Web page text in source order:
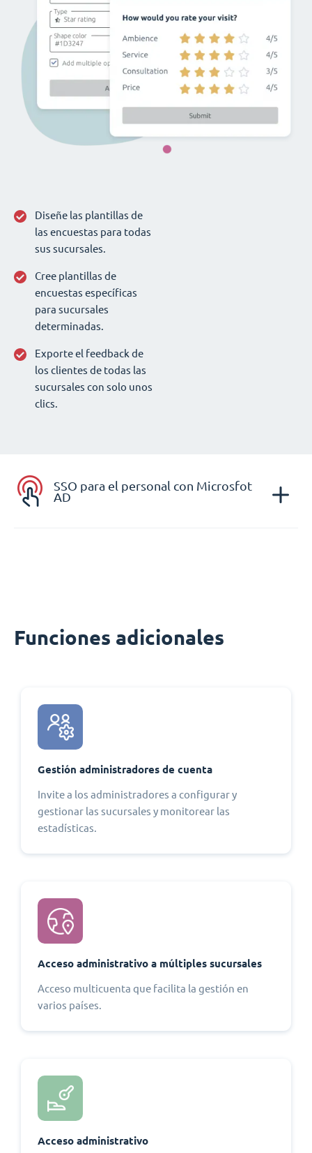
Diseñe las plantillas de
las encuestas para todas
sus sucursales.
Cree plantillas de
encuestas específicas
para sucursales
determinadas.
Exporte el feedback de
los clientes de todas las
sucursales con solo unos
clics.
SSO para el personal con Microsfot
AD
Funciones adicionales
Gestión administradores de cuenta
Invite a los administradores a configurar y
gestionar las sucursales y monitorear las
estadísticas.
Acceso administrativo a múltiples sucursales
Acceso multicuenta que facilita la gestión en
varios países.
Acceso administrativo